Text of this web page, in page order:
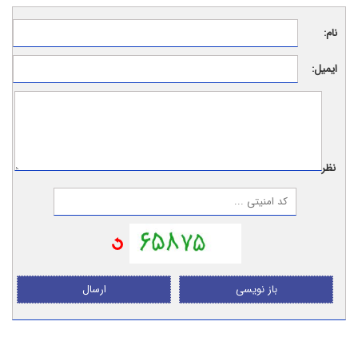
نام:
ایمیل:
نظر:
ارسال باز نویسی